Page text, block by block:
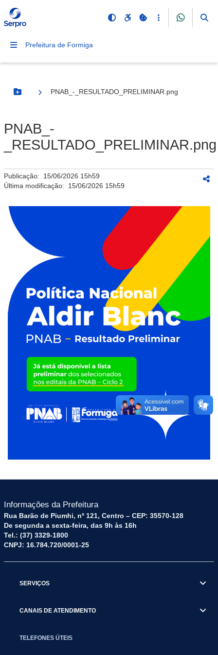
Prefeitura de Formiga
Botão Menu
PNAB_-_RESULTADO_PRELIMINAR.png
PNAB_-
_RESULTADO_PRELIMINAR.png
Publicação: 15/06/2026 15h59
Última modificação: 15/06/2026 15h59
Informações da Prefeitura
Rua Barão de Piumhi, nº 121, Centro – CEP: 35570-128
De segunda a sexta-feira, das 9h às 16h
Tel.: (37) 3329-1800
CNPJ: 16.784.720/0001-25
SERVIÇOS
CANAIS DE ATENDIMENTO
TELEFONES ÚTEIS